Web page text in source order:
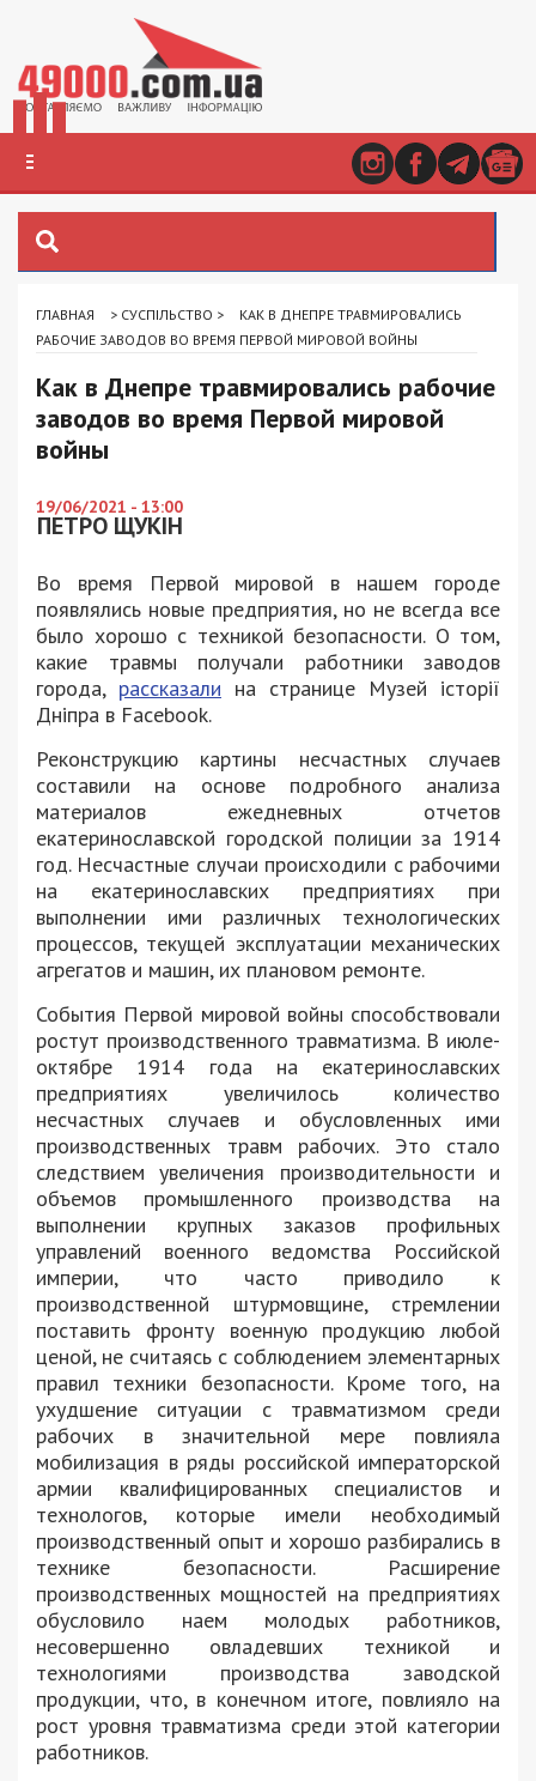
ГЛАВНАЯ > СУСПІЛЬСТВО >
КАК В ДНЕПРЕ ТРАВМИРОВАЛИСЬ
РАБОЧИЕ ЗАВОДОВ ВО ВРЕМЯ ПЕРВОЙ МИРОВОЙ ВОЙНЫ
Как в Днепре травмировались рабочие
заводов во время Первой мировой
войны
19/06/2021 - 13:00
ПЕТРО ЩУКІН
Во время Первой мировой в нашем городе
появлялись новые предприятия, но не всегда все
было хорошо с техникой безопасности. О том,
какие травмы получали работники заводов
города, рассказали на странице Музей історії
Дніпра в Facebook.
Реконструкцию картины несчастных случаев
составили на основе подробного анализа
материалов ежедневных отчетов
екатеринославской городской полиции за 1914
год. Несчастные случаи происходили с рабочими
на екатеринославских предприятиях при
выполнении ими различных технологических
процессов, текущей эксплуатации механических
агрегатов и машин, их плановом ремонте.
События Первой мировой войны способствовали
ростут производственного травматизма. В июле-
октябре 1914 года на екатеринославских
предприятиях увеличилось количество
несчастных случаев и обусловленных ими
производственных травм рабочих. Это стало
следствием увеличения производительности и
объемов промышленного производства на
выполнении крупных заказов профильных
управлений военного ведомства Российской
империи, что часто приводило к
производственной штурмовщине, стремлении
поставить фронту военную продукцию любой
ценой, не считаясь с соблюдением элементарных
правил техники безопасности. Кроме того, на
ухудшение ситуации с травматизмом среди
рабочих в значительной мере повлияла
мобилизация в ряды российской императорской
армии квалифицированных специалистов и
технологов, которые имели необходимый
производственный опыт и хорошо разбирались в
технике безопасности. Расширение
производственных мощностей на предприятиях
обусловило наем молодых работников,
несовершенно овладевших техникой и
технологиями производства заводской
продукции, что, в конечном итоге, повлияло на
рост уровня травматизма среди этой категории
работников.